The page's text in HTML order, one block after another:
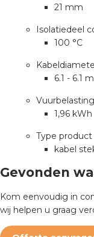
21 mm
Isolatiedeel
100 °C
6.1 - 6.1
Vuurbelasting
1,96 kWh
Type product
kabel
Gevonden
Kom eenvoudig in
wij helpen u graag